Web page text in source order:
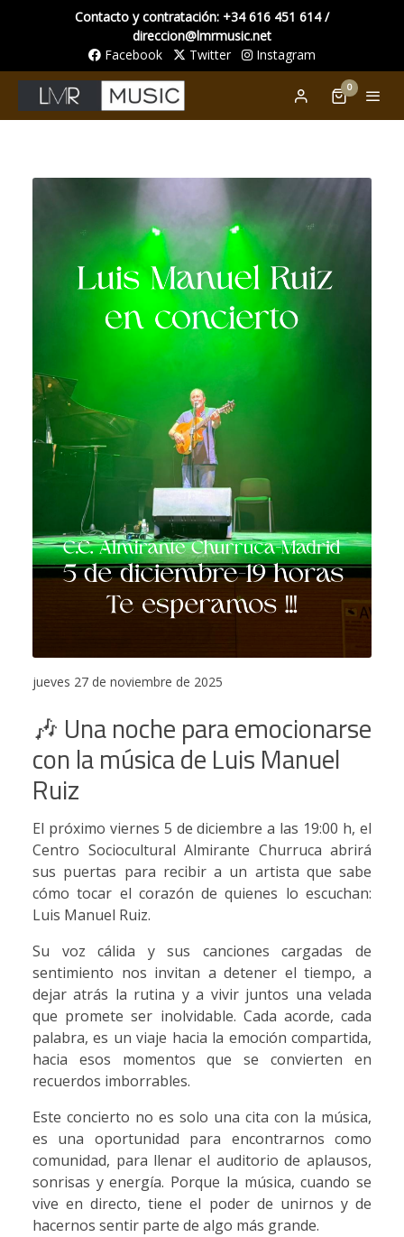
Contacto y contratación: +34 616 451 614 /
direccion@lmrmusic.net
Facebook
Twitter Instagram
0
jueves 27 de noviembre de 2025
🎶 Una noche para emocionarse
con la música de Luis Manuel
Ruiz
El próximo viernes 5 de diciembre a las 19:00 h, el
Centro Sociocultural Almirante Churruca abrirá
sus puertas para recibir a un artista que sabe
cómo tocar el corazón de quienes lo escuchan:
Luis Manuel Ruiz.
Su voz cálida y sus canciones cargadas de
sentimiento nos invitan a detener el tiempo, a
dejar atrás la rutina y a vivir juntos una velada
que promete ser inolvidable. Cada acorde, cada
palabra, es un viaje hacia la emoción compartida,
hacia esos momentos que se convierten en
recuerdos imborrables.
Este concierto no es solo una cita con la música,
es una oportunidad para encontrarnos como
comunidad, para llenar el auditorio de aplausos,
sonrisas y energía. Porque la música, cuando se
vive en directo, tiene el poder de unirnos y de
hacernos sentir parte de algo más grande.